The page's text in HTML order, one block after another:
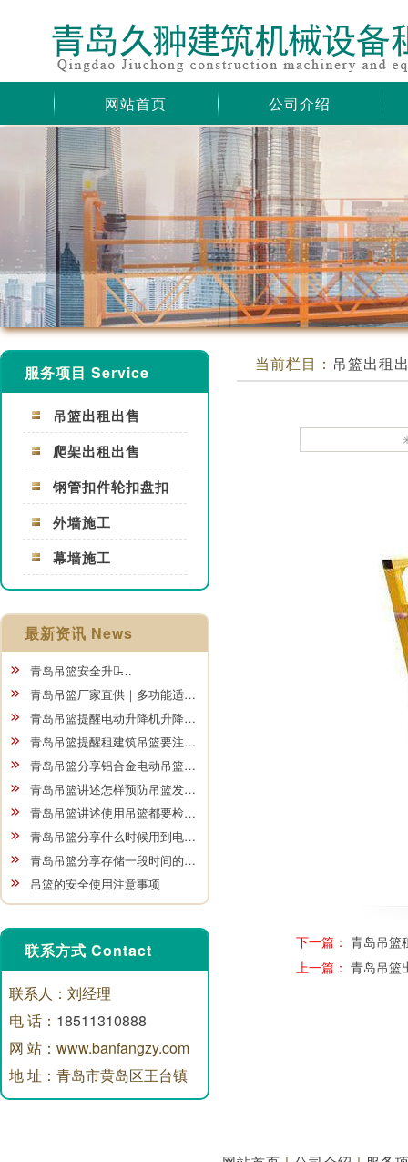
网站首页 公司介绍
服务项目 Service
吊篮出租出售
爬架出租出售
钢管扣件轮扣盘扣
外墙施工
幕墙施工
最新资讯 News
青岛吊篮安全升级̵…
青岛吊篮厂家直供｜多功能适…
青岛吊篮提醒电动升降机升降…
青岛吊篮提醒租建筑吊篮要注…
青岛吊篮分享铝合金电动吊篮…
青岛吊篮讲述怎样预防吊篮发…
青岛吊篮讲述使用吊篮都要检…
青岛吊篮分享什么时候用到电…
青岛吊篮分享存储一段时间的…
吊篮的安全使用注意事项
联系方式 Contact
联系人：刘经理
电 话： 18511310888
网 站：www.banfangzy.com
地 址：青岛市黄岛区王台镇
当前栏目： 吊篮出租
下一篇： 青岛吊篮
上一篇： 青岛吊篮